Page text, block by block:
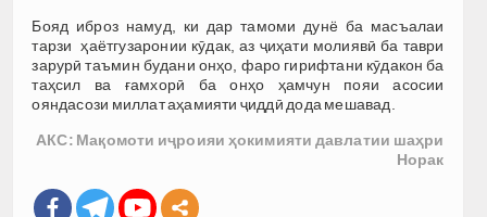
Бояд иброз намуд, ки дар тамоми дунё ба масъалаи
тарзи ҳаётгузаронии кӯдак, аз ҷиҳати молиявӣ ба таври
зарурӣ таъмин будани онҳо, фаро гирифтани кӯдакон ба
таҳсил ва ғамхорӣ ба онҳо ҳамчун пояи асосии
ояндасози миллат аҳамияти ҷиддӣ дода мешавад.
АКС: Мақомоти иҷроияи ҳокимияти давлатии шаҳри
Норак